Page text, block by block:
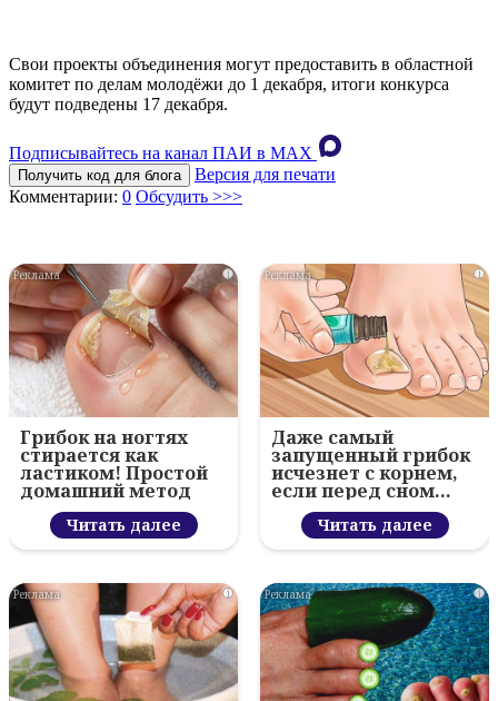
Свои проекты объединения могут предоставить в областной
комитет по делам молодёжи до 1 декабря, итоги конкурса
будут подведены 17 декабря.
Подписывайтесь на канал ПАИ в MAХ
Получить код для блога
Версия для печати
Комментарии: 0 Обсудить >>>
i
Грибок на ногтях
стирается как
ластиком! Простой
домашний метод
Читать далее
i
Даже самый
запущенный грибок
исчезнет с корнем,
если перед сном…
Читать далее
i i